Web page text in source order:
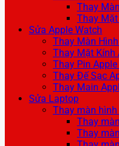
Thay
Thay
Sửa Apple Watch
Thay Màn
Thay Mặt Kính
Thay Pin
Thay Đế Sạc
Thay Main
Sửa Laptop
Thay màn
Thay
Thay